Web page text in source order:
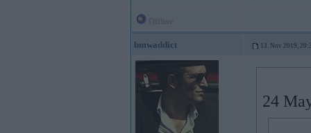
bmwaddict 13. Nov 2019,
24